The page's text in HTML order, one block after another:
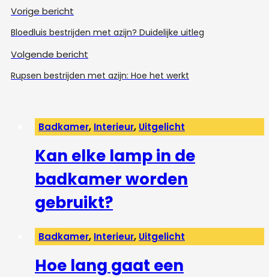
Vorige bericht
Bloedluis bestrijden met azijn? Duidelijke uitleg
Volgende bericht
Rupsen bestrijden met azijn: Hoe het werkt
Badkamer, Interieur, Uitgelicht
Kan elke lamp in de
badkamer worden
gebruikt?
Badkamer, Interieur, Uitgelicht
Hoe lang gaat een